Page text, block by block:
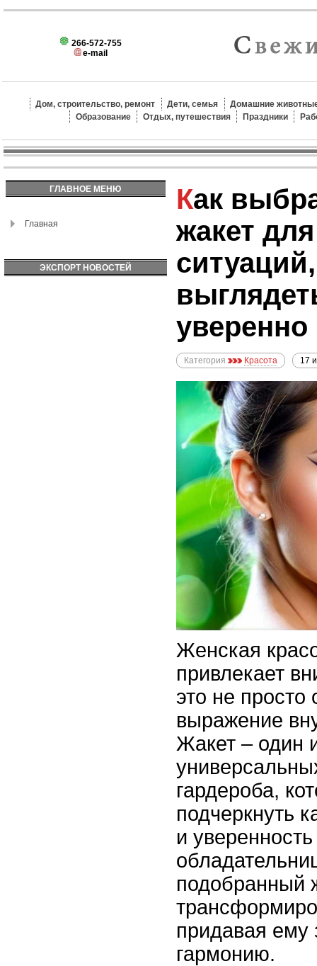
266-572-755
e-mail
Дом, строительство, ремонт Дети, семья
Домашние
Образование
Отдых, путешествия Праздники
ГЛАВНОЕ МЕНЮ
Главная
ЭКСПОРТ НОВОСТЕЙ
Как выбрать стильный
жакет
уверенно
Категория Красота 17
Женская
привлекает
это не просто
выражение
Жакет – один
гардероба,
подчеркнуть
и
подобранный
придавая ему
гармонию.